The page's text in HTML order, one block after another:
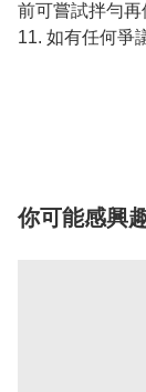
前可嘗試拌勻再
11. 如有任何爭
你可能感興